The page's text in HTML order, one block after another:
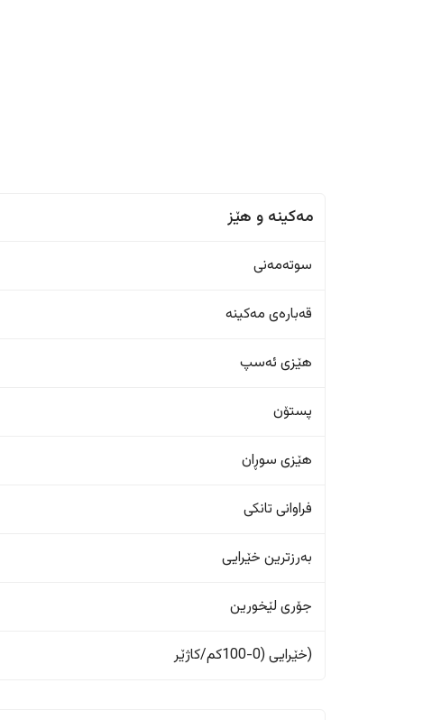
مەکینە و هێز
سوتەمەنی
قەبارەی مەکینە
هێزی ئەسپ
پستۆن
هێزی سوڕان
فراوانی تانکی
بەرزترین خێرایی
جۆری لێخورین
(خێرایی (0-100کم/کاژێر